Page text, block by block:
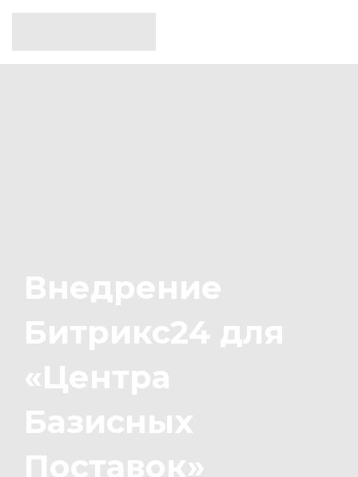
Внедрение
Битрикс24 для
«Центра
Базисных
Поставок»